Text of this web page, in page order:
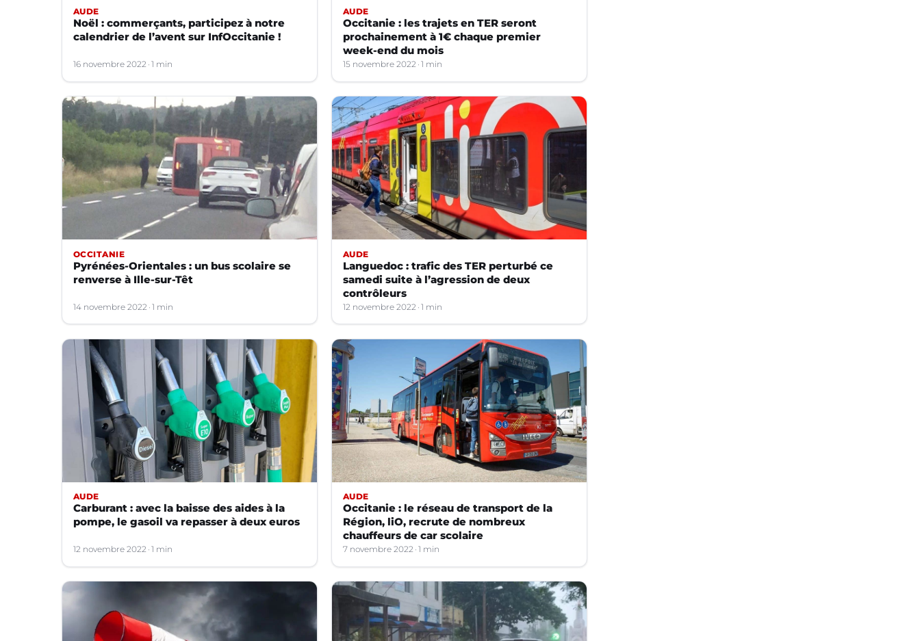
AUDE
Noël : commerçants, participez à notre
calendrier de l’avent sur InfOccitanie !
16 novembre 2022 1 min
AUDE
Occitanie : les trajets en TER seront
prochainement à 1€ chaque premier
week-end du mois
15 novembre 2022 1 min
OCCITANIE
Pyrénées-Orientales : un bus scolaire se
renverse à Ille-sur-Têt
14 novembre 2022 1 min
AUDE
Languedoc : trafic des TER perturbé ce
samedi suite à l’agression de deux
contrôleurs
12 novembre 2022 1 min
AUDE
Carburant : avec la baisse des aides à la
pompe, le gasoil va repasser à deux euros
12 novembre 2022 1 min
AUDE
Occitanie : le réseau de transport de la
Région, liO, recrute de nombreux
chauffeurs de car scolaire
7 novembre 2022 1 min